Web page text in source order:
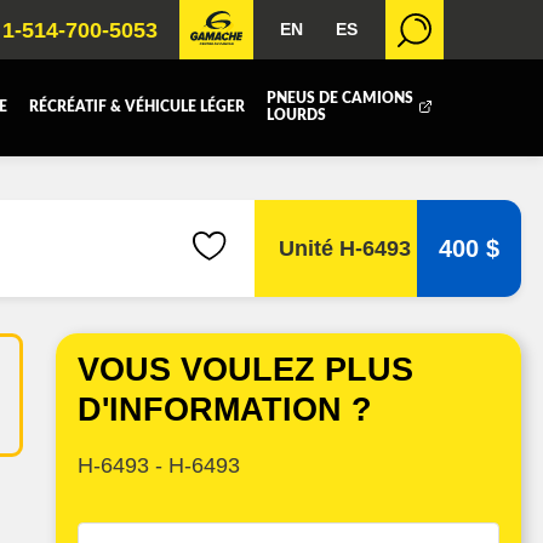
1-514-700-5053 EN ES
(DEF/DPF)
RÉCRÉATIF & VÉHICULE LÉGER
PNEUS DE CAMIONS
LOURDS
Unité H-6493 400 $
VOUS VOULEZ PLUS
D'INFORMATION ?
H-6493 - H-6493